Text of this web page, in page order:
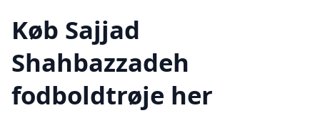
Køb Sajjad
Shahbazzadeh
fodboldtrøje her